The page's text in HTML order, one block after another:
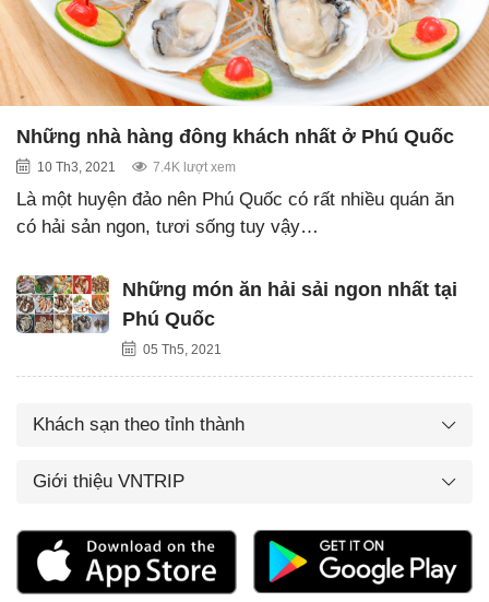
Những nhà hàng đông khách nhất ở Phú Quốc
10 Th3, 2021 7.4K lượt xem
Là một huyện đảo nên Phú Quốc có rất nhiều quán ăn
có hải sản ngon, tươi sống tuy vậy…
Những món ăn hải sải ngon nhất tại
Phú Quốc
05 Th5, 2021
Khách sạn theo tỉnh thành
Giới thiệu VNTRIP